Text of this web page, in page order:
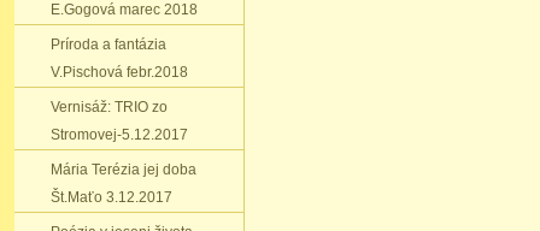
E.Gogová marec 2018
Príroda a fantázia
V.Pischová febr.2018
Vernisáž: TRIO zo
Stromovej-5.12.2017
Mária Terézia jej doba
Št.Maťo 3.12.2017